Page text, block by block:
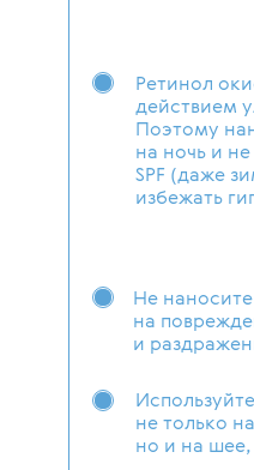
Ретинол
действием
Поэтому
на ночь и
SPF (даже
избежать
Не наносите
на
и
не только
но и на шее,